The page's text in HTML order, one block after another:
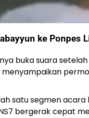
ke Ponpes
buka suara
satu segmen
bergerak cepat